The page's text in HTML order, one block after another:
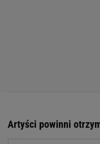
Artyści powinni